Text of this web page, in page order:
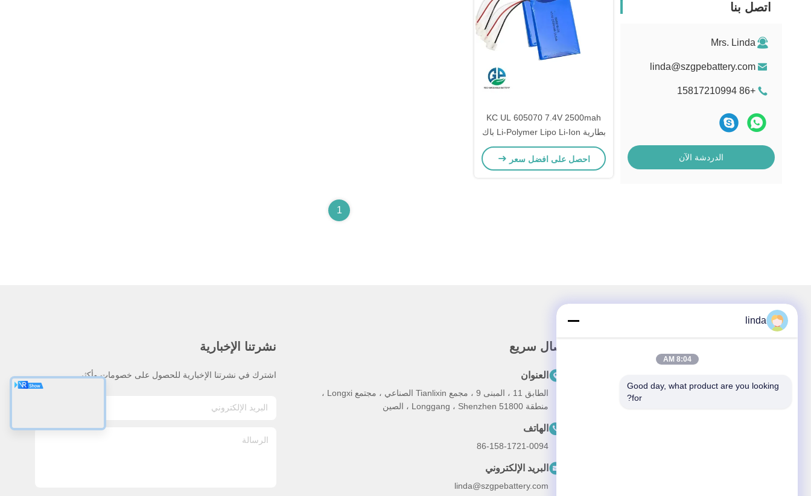
اتصل بنا
Mrs. Linda
linda@szgpebattery.com
+86 15817210994
الدردشة الآن
KC UL 605070 7.4V 2500mah
بطارية Li-Polymer Lipo Li-Ion باك
أجهزة طبية ذكية حجم الحقيبة 7.4V
2500mah بطارية أسطوانية
احصل على افضل سعر
1
اتصال سريع
العنوان
الطابق 11 ، المبنى 9 ، مجمع Tianlixin الصناعي ، مجتمع Longxi ،
منطقة Longgang ، Shenzhen 51800 ، الصين
الهاتف
86-158-1721-0094
البريد الإلكتروني
linda@szgpebattery.com
نشرتنا الإخبارية
اشترك في نشرتنا الإخبارية للحصول على خصومات وأكثر.
linda
8:04 AM
Good day, what product are you looking
for?